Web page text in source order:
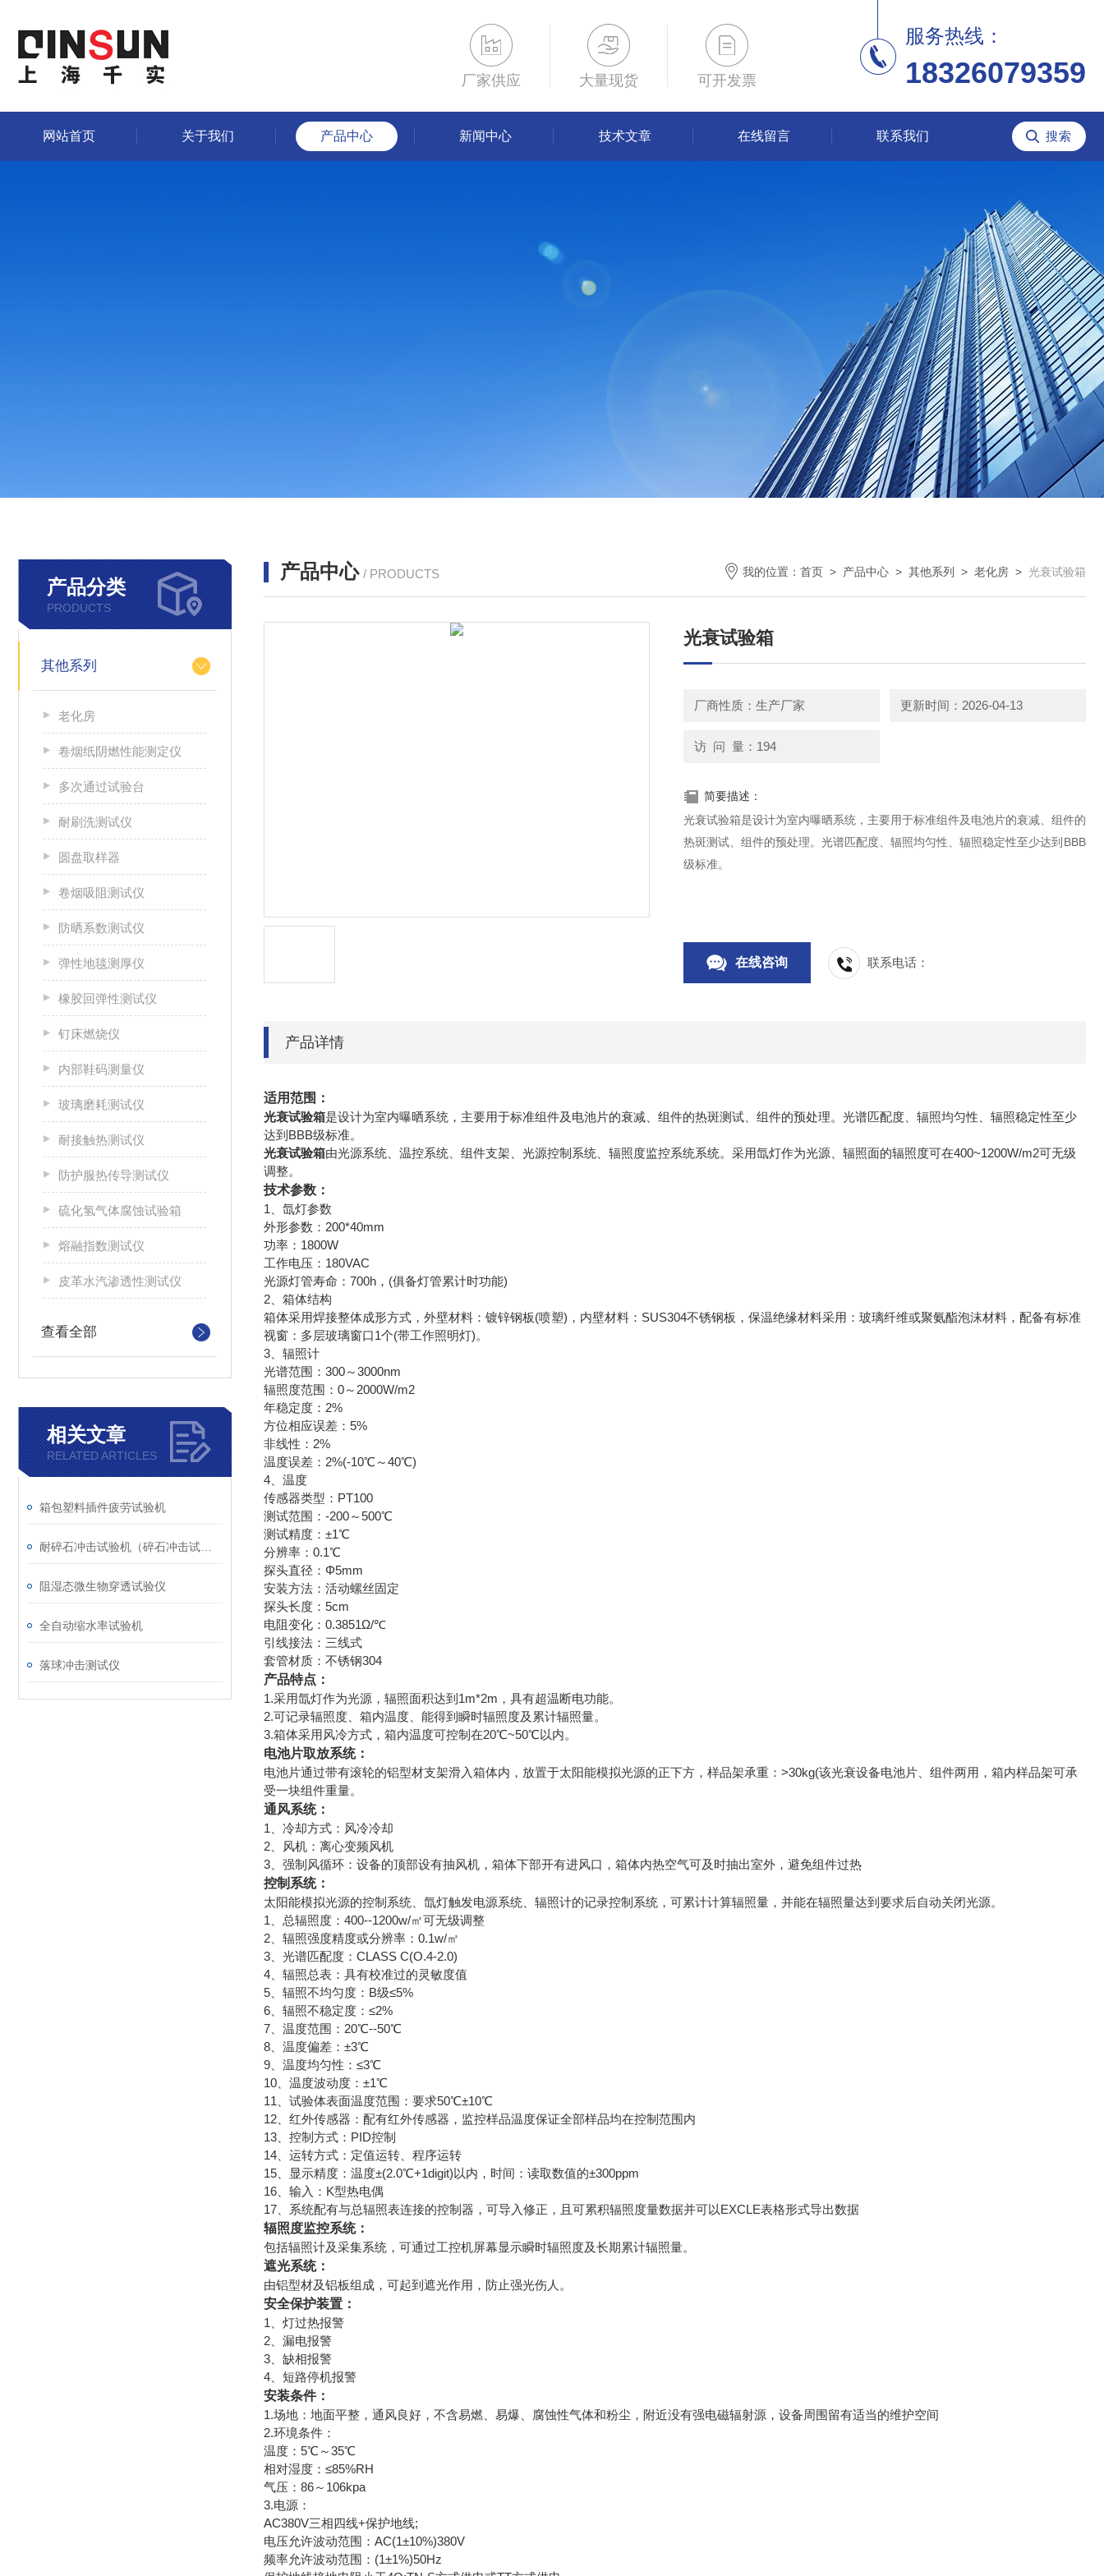
厂家供应 大量现货 可开发票
服务热线：
18326079359
网站首页 关于我们 产品中心 新闻中心 技术文章 在线留言 联系我们
产品分类
PRODUCTS
其他系列
老化房
卷烟纸阴燃性能测定仪
多次通过试验台
耐刷洗测试仪
圆盘取样器
卷烟吸阻测试仪
防晒系数测试仪
弹性地毯测厚仪
橡胶回弹性测试仪
钉床燃烧仪
内部鞋码测量仪
玻璃磨耗测试仪
耐接触热测试仪
防护服热传导测试仪
硫化氢气体腐蚀试验箱
熔融指数测试仪
皮革水汽渗透性测试仪
查看全部
相关文章
RELATED ARTICLES
箱包塑料插件疲劳试验机
阻湿态微生物穿透试验仪
全自动缩水率试验机
落球冲击测试仪
产品中心 / PRODUCTS 我的位置： 首页 > 产品中心 > 其他系列 > 老化房 > 光衰试验箱
光衰试验箱
厂商性质：生产厂家 更新时间：2026-04-13
访 问 量：194
简要描述：
光衰试验箱是设计为室内曝晒系统，主要用于标准组件及电池片的衰减、组件的
热斑测试、组件的预处理。光谱匹配度、辐照均匀性、辐照稳定性至少达到BBB
级标准。
在线咨询 联系电话：
产品详情
适用范围：
光衰试验箱是设计为室内曝晒系统，主要用于标准组件及电池片的衰减、组件的热斑测试、组件的预处理。光谱匹配度、辐照均匀性、辐照稳定性至少
达到BBB级标准。
光衰试验箱由光源系统、温控系统、组件支架、光源控制系统、辐照度监控系统系统。采用氙灯作为光源、辐照面的辐照度可在400~1200W/m2可无级
调整。
技术参数：
1、氙灯参数
外形参数：200*40mm
功率：1800W
工作电压：180VAC
光源灯管寿命：700h，(俱备灯管累计时功能)
2、箱体结构
箱体采用焊接整体成形方式，外壁材料：镀锌钢板(喷塑)，内壁材料：SUS304不锈钢板，保温绝缘材料采用：玻璃纤维或聚氨酯泡沫材料，配备有标准
视窗：多层玻璃窗口1个(带工作照明灯)。
3、辐照计
光谱范围：300～3000nm
辐照度范围：0～2000W/m2
年稳定度：2%
方位相应误差：5%
非线性：2%
温度误差：2%(-10℃～40℃)
4、温度
传感器类型：PT100
测试范围：-200～500℃
测试精度：±1℃
分辨率：0.1℃
探头直径：Φ5mm
安装方法：活动螺丝固定
探头长度：5cm
电阻变化：0.3851Ω/℃
引线接法：三线式
套管材质：不锈钢304
产品特点：
1.采用氙灯作为光源，辐照面积达到1m*2m，具有超温断电功能。
2.可记录辐照度、箱内温度、能得到瞬时辐照度及累计辐照量。
3.箱体采用风冷方式，箱内温度可控制在20℃~50℃以内。
电池片取放系统：
电池片通过带有滚轮的铝型材支架滑入箱体内，放置于太阳能模拟光源的正下方，样品架承重：>30kg(该光衰设备电池片、组件两用，箱内样品架可承
受一块组件重量。
通风系统：
1、冷却方式：风冷冷却
2、风机：离心变频风机
3、强制风循环：设备的顶部设有抽风机，箱体下部开有进风口，箱体内热空气可及时抽出室外，避免组件过热
控制系统：
太阳能模拟光源的控制系统、氙灯触发电源系统、辐照计的记录控制系统，可累计计算辐照量，并能在辐照量达到要求后自动关闭光源。
1、总辐照度：400--1200w/㎡可无级调整
2、辐照强度精度或分辨率：0.1w/㎡
3、光谱匹配度：CLASS C(O.4-2.0)
4、辐照总表：具有校准过的灵敏度值
5、辐照不均匀度：B级≤5%
6、辐照不稳定度：≤2%
7、温度范围：20℃--50℃
8、温度偏差：±3℃
9、温度均匀性：≤3℃
10、温度波动度：±1℃
11、试验体表面温度范围：要求50℃±10℃
12、红外传感器：配有红外传感器，监控样品温度保证全部样品均在控制范围内
13、控制方式：PID控制
14、运转方式：定值运转、程序运转
15、显示精度：温度±(2.0℃+1digit)以内，时间：读取数值的±300ppm
16、输入：K型热电偶
17、系统配有与总辐照表连接的控制器，可导入修正，且可累积辐照度量数据并可以EXCLE表格形式导出数据
辐照度监控系统：
包括辐照计及采集系统，可通过工控机屏幕显示瞬时辐照度及长期累计辐照量。
遮光系统：
由铝型材及铝板组成，可起到遮光作用，防止强光伤人。
安全保护装置：
1、灯过热报警
2、漏电报警
3、缺相报警
4、短路停机报警
安装条件：
1.场地：地面平整，通风良好，不含易燃、易爆、腐蚀性气体和粉尘，附近没有强电磁辐射源，设备周围留有适当的维护空间
2.环境条件：
温度：5℃～35℃
相对湿度：≤85%RH
气压：86～106kpa
3.电源：
AC380V三相四线+保护地线;
电压允许波动范围：AC(1±10%)380V
频率允许波动范围：(1±1%)50Hz